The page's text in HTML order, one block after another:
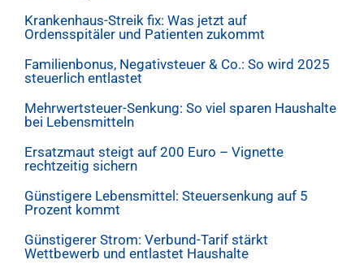
Krankenhaus-Streik fix: Was jetzt auf
Ordensspitäler und Patienten zukommt
Familienbonus, Negativsteuer & Co.: So wird 2025
steuerlich entlastet
Mehrwertsteuer-Senkung: So viel sparen Haushalte
bei Lebensmitteln
Ersatzmaut steigt auf 200 Euro – Vignette
rechtzeitig sichern
Günstigere Lebensmittel: Steuersenkung auf 5
Prozent kommt
Günstigerer Strom: Verbund-Tarif stärkt
Wettbewerb und entlastet Haushalte